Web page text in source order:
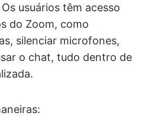
usuários têm acesso
do Zoom, como
silenciar microfones,
o chat, tudo dentro de